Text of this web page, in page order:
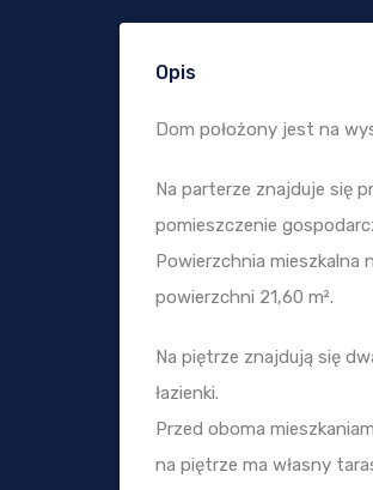
Opis
Dom położony jest na
Na parterze znajduje się
pomieszczenie
Powierzchnia mieszkalna
powierzchni 21,60 m².
Na piętrze znajdują się
łazienki.
Przed oboma
na piętrze ma własny